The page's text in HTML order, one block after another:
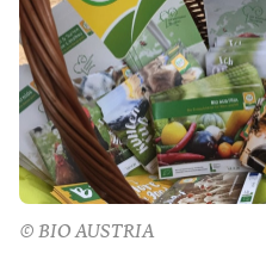
© BIO AUSTRIA